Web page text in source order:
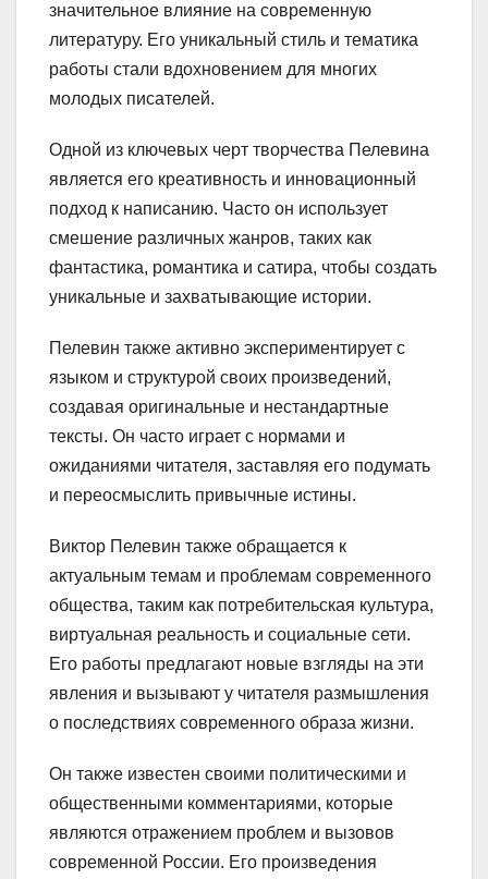
значительное влияние на современную
литературу. Его уникальный стиль и тематика
работы стали вдохновением для многих
молодых писателей.
Одной из ключевых черт творчества Пелевина
является его креативность и инновационный
подход к написанию. Часто он использует
смешение различных жанров, таких как
фантастика, романтика и сатира, чтобы создать
уникальные и захватывающие истории.
Пелевин также активно экспериментирует с
языком и структурой своих произведений,
создавая оригинальные и нестандартные
тексты. Он часто играет с нормами и
ожиданиями читателя, заставляя его подумать
и переосмыслить привычные истины.
Виктор Пелевин также обращается к
актуальным темам и проблемам современного
общества, таким как потребительская культура,
виртуальная реальность и социальные сети.
Его работы предлагают новые взгляды на эти
явления и вызывают у читателя размышления
о последствиях современного образа жизни.
Он также известен своими политическими и
общественными комментариями, которые
являются отражением проблем и вызовов
современной России. Его произведения